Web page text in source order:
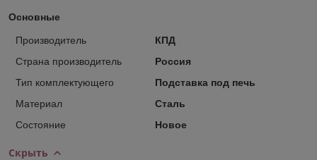
Основные
Производитель
КПД
Страна производитель
Россия
Тип комплектующего
Подставка под печь
Материал
Сталь
Состояние
Новое
Скрыть